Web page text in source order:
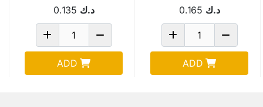
د.ك 0.165
ADD
د.ك 0.135
ADD